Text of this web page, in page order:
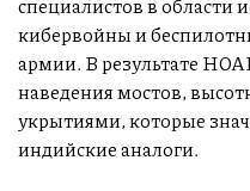
специалистов в области
кибервойны и
армии. В результате
наведения мостов,
укрытиями, которые
индийские аналоги.